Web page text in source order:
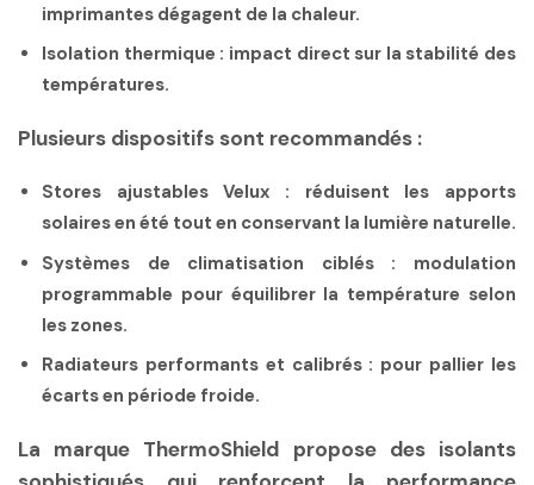
imprimantes dégagent de la chaleur.
Isolation thermique : impact direct sur la stabilité des
températures.
Plusieurs dispositifs sont recommandés :
Stores ajustables Velux : réduisent les apports
solaires en été tout en conservant la lumière naturelle.
Systèmes de climatisation ciblés : modulation
programmable pour équilibrer la température selon
les zones.
Radiateurs performants et calibrés : pour pallier les
écarts en période froide.
La marque ThermoShield propose des isolants